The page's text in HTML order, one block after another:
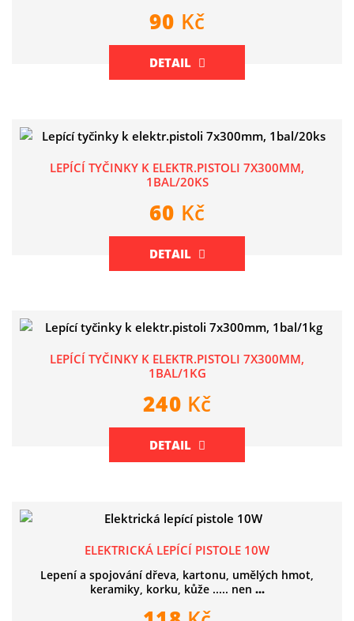
90 Kč
DETAIL
LEPÍCÍ TYČINKY K ELEKTR.PISTOLI 7X300MM,
1BAL/20KS
60 Kč
DETAIL
LEPÍCÍ TYČINKY K ELEKTR.PISTOLI 7X300MM,
1BAL/1KG
240 Kč
DETAIL
ELEKTRICKÁ LEPÍCÍ PISTOLE 10W
Lepení a spojování dřeva, kartonu, umělých hmot,
keramiky, korku, kůže ..... nen ...